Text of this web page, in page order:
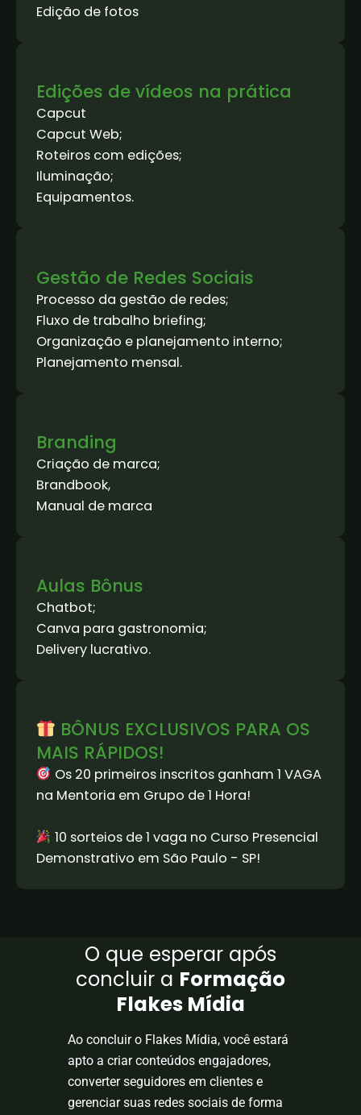
Edição de fotos
Edições de vídeos na prática
Capcut
Capcut Web;
Roteiros com edições;
Iluminação;
Equipamentos.
Gestão de Redes Sociais
Processo da gestão de redes;
Fluxo de trabalho briefing;
Organização e planejamento interno;
Planejamento mensal.
Branding
Criação de marca;
Brandbook,
Manual de marca
Aulas Bônus
Chatbot;
Canva para gastronomia;
Delivery lucrativo.
BÔNUS EXCLUSIVOS PARA OS
MAIS RÁPIDOS!
Os 20 primeiros inscritos ganham 1 VAGA
na Mentoria em Grupo de 1 Hora!
10 sorteios de 1 vaga no Curso Presencial
Demonstrativo em São Paulo - SP!
O que esperar após
concluir a Formação
Flakes Mídia
Ao concluir o Flakes Mídia, você estará
apto a criar conteúdos engajadores,
converter seguidores em clientes e
gerenciar suas redes sociais de forma